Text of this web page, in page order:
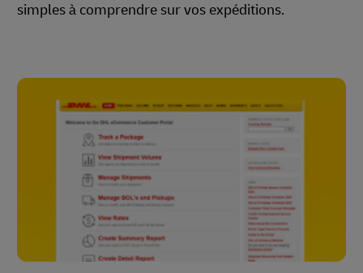
simples à comprendre sur vos expéditions.